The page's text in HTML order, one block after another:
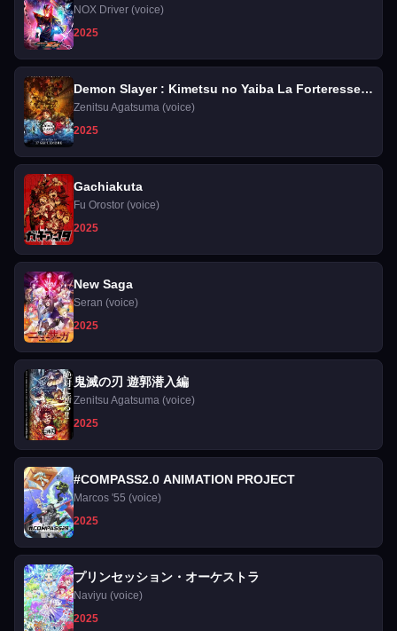
NOX Driver (voice)
2025
Demon Slayer : Kimetsu no Yaiba La Forteresse
Infinie
Zenitsu Agatsuma (voice)
2025
Gachiakuta
Fu Orostor (voice)
2025
New Saga
Seran (voice)
2025
鬼滅の刃 遊郭潜入編
Zenitsu Agatsuma (voice)
2025
#COMPASS2.0 ANIMATION PROJECT
Marcos '55 (voice)
2025
プリンセッション・オーケストラ
Naviyu (voice)
2025